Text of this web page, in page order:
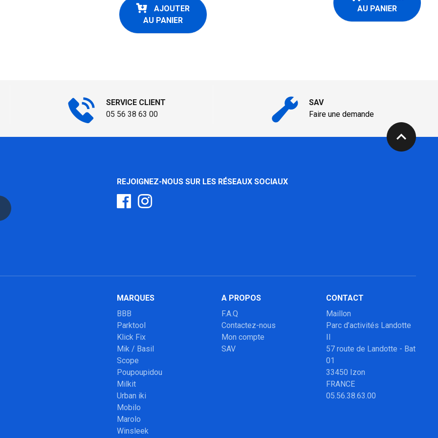
AJOUTER
AU PANIER
AU PANIER
SERVICE CLIENT
05 56 38 63 00
SAV
Faire une demande
expand_less
REJOIGNEZ-NOUS SUR LES RÉSEAUX SOCIAUX
MARQUES
BBB
Parktool
Klick Fix
Mik / Basil
Scope
Poupoupidou
Milkit
Urban iki
Mobilo
Marolo
Winsleek
A PROPOS
F.A.Q
Contactez-nous
Mon compte
SAV
CONTACT
Maillon
Parc d’activités Landotte
II
57 route de Landotte - Bat
01
33450 Izon
FRANCE
05.56.38.63.00